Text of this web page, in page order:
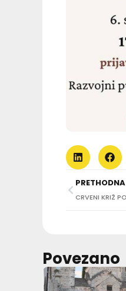
PRETHODNA
Povezano